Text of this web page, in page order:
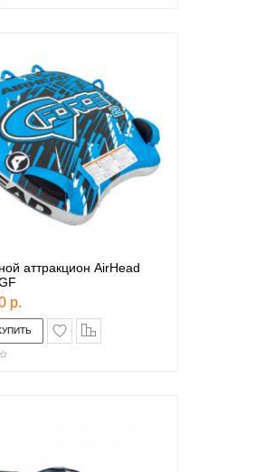
аттракцион AirHead
р.
в закладки